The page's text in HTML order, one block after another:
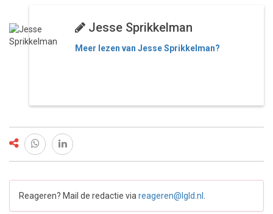
Jesse Sprikkelman
Meer lezen van Jesse Sprikkelman?
Reageren? Mail de redactie via reageren@lgld.nl